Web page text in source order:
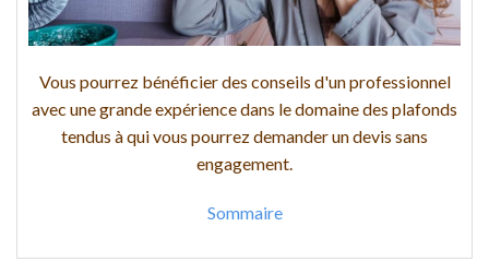
Vous pourrez bénéficier des conseils d'un professionnel
avec une grande expérience dans le domaine des plafonds
tendus à qui vous pourrez demander un devis sans
engagement.
Sommaire